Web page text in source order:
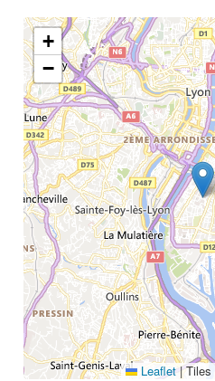
+
−
Leaflet |Tiles
Initiatives
Annuaire
À propos
Rechercher